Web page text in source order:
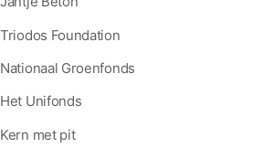
Triodos Foundation
Nationaal Groenfonds
Het Unifonds
Kern met pit